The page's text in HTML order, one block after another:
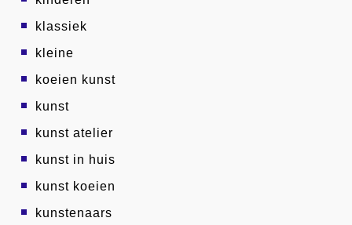
klassiek
kleine
koeien kunst
kunst
kunst atelier
kunst in huis
kunst koeien
kunstenaars